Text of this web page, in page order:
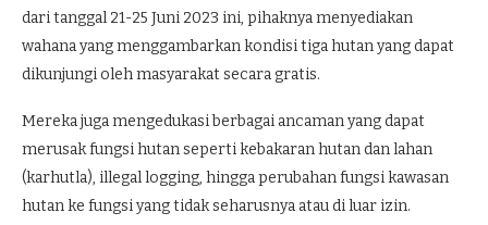
dari tanggal 21-25 Juni 2023 ini, pihaknya menyediakan
wahana yang menggambarkan kondisi tiga hutan yang dapat
dikunjungi oleh masyarakat secara gratis.
Mereka juga mengedukasi berbagai ancaman yang dapat
merusak fungsi hutan seperti kebakaran hutan dan lahan
(karhutla), illegal logging, hingga perubahan fungsi kawasan
hutan ke fungsi yang tidak seharusnya atau di luar izin.